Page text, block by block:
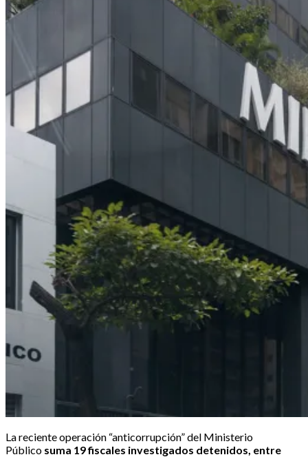
La reciente operación “anticorrupción” del Ministerio
Público suma 19 fiscales investigados detenidos, entre